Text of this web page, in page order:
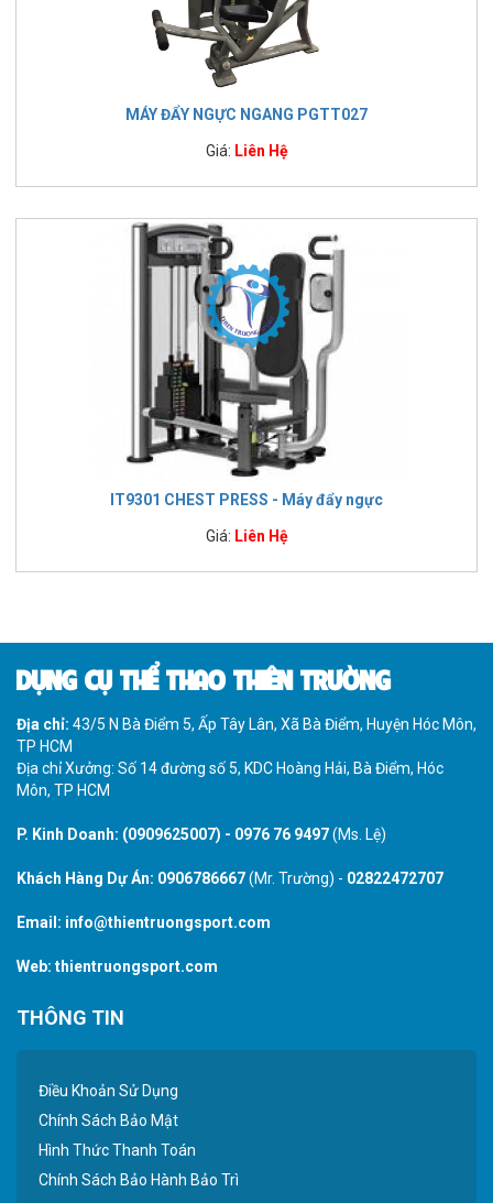
MÁY ĐẨY NGỰC NGANG PGTT027
Giá: Liên Hệ
IT9301 CHEST PRESS - Máy đẩy ngực
Giá: Liên Hệ
DỤNG CỤ THỂ THAO THIÊN TRƯỜNG
Địa chỉ: 43/5 N Bà Điểm 5, Ấp Tây Lân, Xã Bà Điểm, Huyện Hóc Môn,
TP HCM
Địa chỉ Xưởng: Số 14 đường số 5, KDC Hoàng Hải, Bà Điểm, Hóc
Môn, TP HCM
P. Kinh Doanh: (0909625007) - 0976 76 9497(Ms. Lệ)
Khách Hàng Dự Án: 0906786667(Mr. Trường) - 02822472707
Email: info@thientruongsport.com
Web: thientruongsport.com
THÔNG TIN
Điều Khoản Sử Dụng
Chính Sách Bảo Mật
Hình Thức Thanh Toán
Chính Sách Bảo Hành Bảo Trì